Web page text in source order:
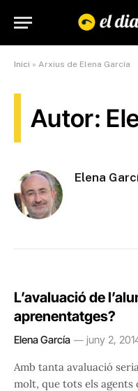
Inici » Arxius de Elena García
Autor:
Elena
L’avaluació de
aprenentatges?
Elena García juny 2,
Amb tanta avaluació
molt, que tots els agents